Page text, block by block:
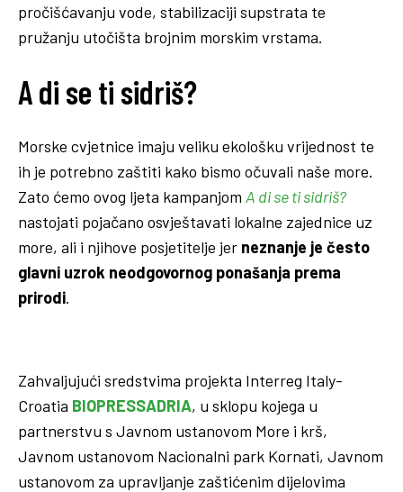
pročišćavanju vode, stabilizaciji supstrata te
pružanju utočišta brojnim morskim vrstama.
A di se ti sidriš?
Morske cvjetnice imaju veliku ekološku vrijednost te
ih je potrebno zaštiti kako bismo očuvali naše more.
Zato ćemo ovog ljeta kampanjom A di se ti sidriš?
nastojati pojačano osvještavati lokalne zajednice uz
more, ali i njihove posjetitelje jer neznanje je često
glavni uzrok neodgovornog ponašanja prema
prirodi.
Zahvaljujući sredstvima projekta Interreg Italy-
Croatia BIOPRESSADRIA, u sklopu kojega u
partnerstvu s Javnom ustanovom More i krš,
Javnom ustanovom Nacionalni park Kornati, Javnom
ustanovom za upravljanje zaštićenim dijelovima